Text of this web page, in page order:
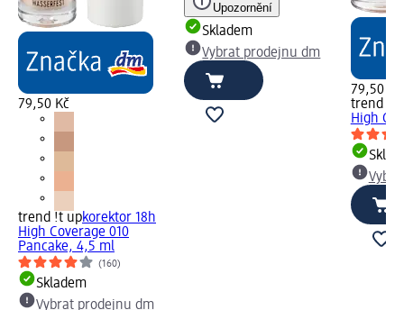
79,50 Kč
trend !t upkorektor 18h
High Coverage 010
Pancake, 4,5 ml
(160)
Skladem
Vybrat prodejnu dm
Upozornění
Skladem
Vybrat prodejnu dm
79,50 Kč
trend !t
High